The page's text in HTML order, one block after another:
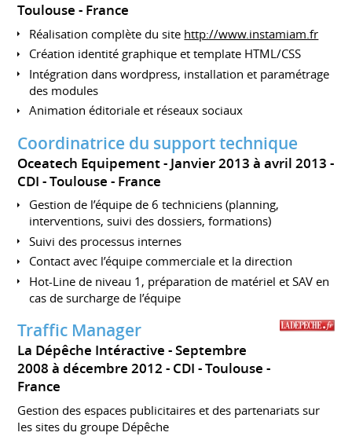
Toulouse
France
Réalisation complète du site http://www.instamiam.fr
Création identité graphique et template HTML/CSS
Intégration dans wordpress, installation et paramétrage
des modules
Animation éditoriale et réseaux sociaux
Coordinatrice du support technique
Oceatech Equipement
Janvier 2013 à avril 2013
CDI
Toulouse France
Gestion de l’équipe de 6 techniciens (planning,
interventions, suivi des dossiers, formations)
Suivi des processus internes
Contact avec l’équipe commerciale et la direction
Hot-Line de niveau 1, préparation de matériel et SAV en
cas de surcharge de l’équipe
Traffic Manager
La Dépêche Intéractive
Septembre
2008 à décembre 2012 CDI
Toulouse
France
Gestion des espaces publicitaires et des partenariats sur
les sites du groupe Dépêche